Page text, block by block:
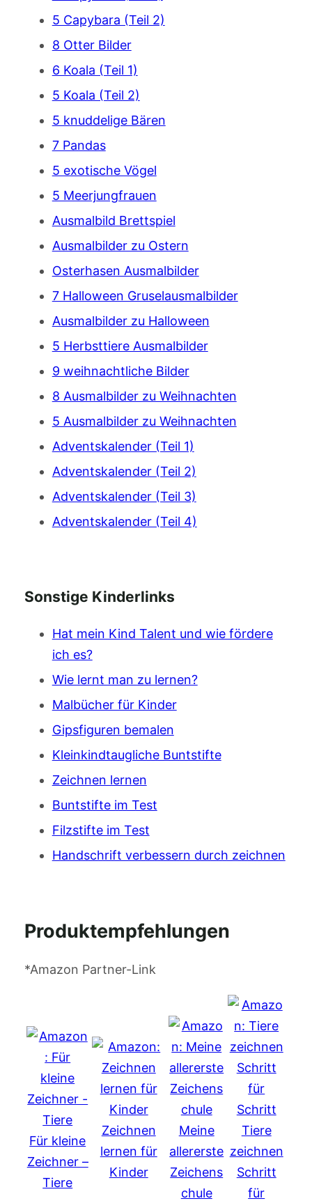
5 Capybara (Teil 2)
8 Otter Bilder
6 Koala (Teil 1)
5 Koala (Teil 2)
5 knuddelige Bären
7 Pandas
5 exotische Vögel
5 Meerjungfrauen
Ausmalbild Brettspiel
Ausmalbilder zu Ostern
Osterhasen Ausmalbilder
7 Halloween Gruselausmalbilder
Ausmalbilder zu Halloween
5 Herbsttiere Ausmalbilder
9 weihnachtliche Bilder
8 Ausmalbilder zu Weihnachten
5 Ausmalbilder zu Weihnachten
Adventskalender (Teil 1)
Adventskalender (Teil 2)
Adventskalender (Teil 3)
Adventskalender (Teil 4)
Sonstige Kinderlinks
Hat mein Kind Talent und wie fördere
ich es?
Wie lernt man zu lernen?
Malbücher für Kinder
Gipsfiguren bemalen
Kleinkindtaugliche Buntstifte
Zeichnen lernen
Buntstifte im Test
Filzstifte im Test
Handschrift verbessern durch zeichnen
Produktempfehlungen
*Amazon Partner-Link
Für kleine
Zeichner –
Tiere
Zeichnen
lernen für
Kinder
Meine
allererste
Zeichens
chule
Tiere
zeichnen
Schritt
für